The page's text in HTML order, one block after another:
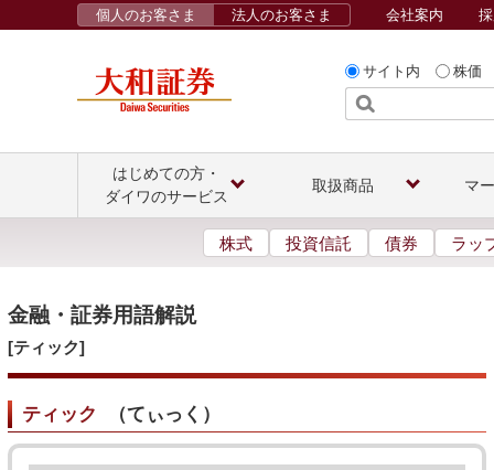
サイト内 株価
個人のお客さま 法人のお客さま 会社案内
はじめての方・
ダイワのサービス
取扱商品 マ
株式 投資信託 債券 ラッ
金融・証券用語解説
[ティック]
ティック （てぃっく ）